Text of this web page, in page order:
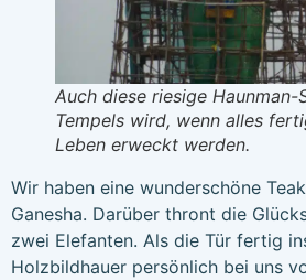
Auch diese riesige Haunman-
Tempels wird, wenn alles
Leben erweckt werden.
Wir haben eine wunderschöne
Ganesha. Darüber thront die
zwei Elefanten. Als die Tür fertig
Holzbildhauer persönlich bei uns